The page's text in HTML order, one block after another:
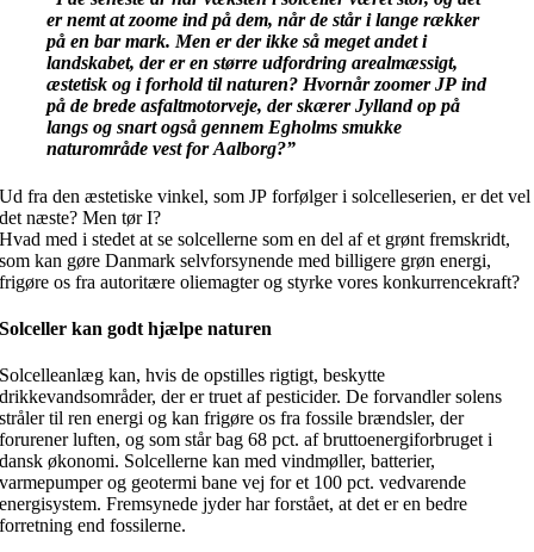
er nemt at zoome ind på dem, når de står i lange rækker
på en bar mark. Men er der ikke så meget andet i
landskabet, der er en større udfordring arealmæssigt,
æstetisk og i forhold til naturen? Hvornår zoomer JP ind
på de brede asfaltmotorveje, der skærer Jylland op på
langs og snart også gennem Egholms smukke
naturområde vest for Aalborg?”
Ud fra den æstetiske vinkel, som JP forfølger i solcelleserien, er det vel
det næste? Men tør I?
Hvad med i stedet at se solcellerne som en del af et grønt fremskridt,
som kan gøre Danmark selvforsynende med billigere grøn energi,
frigøre os fra autoritære oliemagter og styrke vores konkurrencekraft?
Solceller kan godt hjælpe naturen
Solcelleanlæg kan, hvis de opstilles rigtigt, beskytte
drikkevandsområder, der er truet af pesticider. De forvandler solens
stråler til ren energi og kan frigøre os fra fossile brændsler, der
forurener luften, og som står bag 68 pct. af bruttoenergiforbruget i
dansk økonomi. Solcellerne kan med vindmøller, batterier,
varmepumper og geotermi bane vej for et 100 pct. vedvarende
energisystem. Fremsynede jyder har forstået, at det er en bedre
forretning end fossilerne.